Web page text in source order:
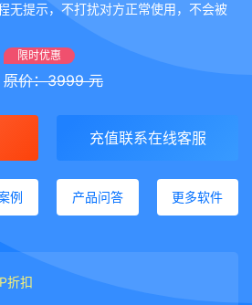
无提示，不打扰对方正常使用，不会被
限时优惠
原价：3999 元
充值联系在线客服
例 产品问答 更多软件
折扣